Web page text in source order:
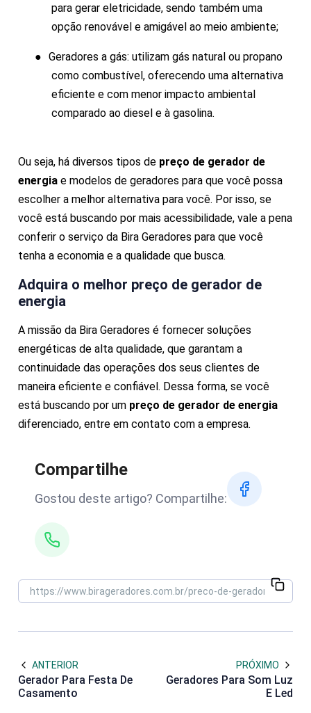
para gerar eletricidade, sendo também uma
opção renovável e amigável ao meio ambiente;
● Geradores a gás: utilizam gás natural ou propano
como combustível, oferecendo uma alternativa
eficiente e com menor impacto ambiental
comparado ao diesel e à gasolina.
Ou seja, há diversos tipos de preço de gerador de
energia e modelos de geradores para que você possa
escolher a melhor alternativa para você. Por isso, se
você está buscando por mais acessibilidade, vale a pena
conferir o serviço da Bira Geradores para que você
tenha a economia e a qualidade que busca.
Adquira o melhor preço de gerador de
energia
A missão da Bira Geradores é fornecer soluções
energéticas de alta qualidade, que garantam a
continuidade das operações dos seus clientes de
maneira eficiente e confiável. Dessa forma, se você
está buscando por um preço de gerador de energia
diferenciado, entre em contato com a empresa.
Compartilhe
Gostou deste artigo? Compartilhe:
ANTERIOR
Gerador Para Festa De
Casamento
PRÓXIMO
Geradores Para Som Luz
E Led